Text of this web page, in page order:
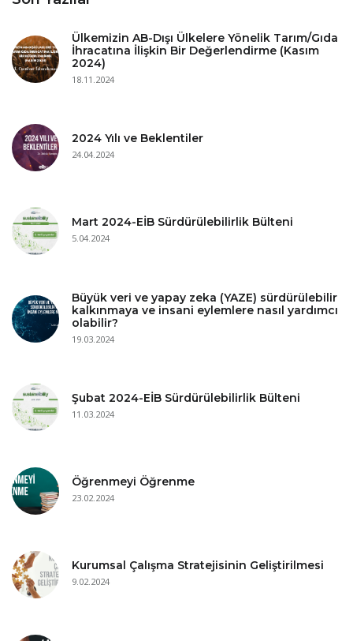
Ülkemizin AB-Dışı Ülkelere Yönelik Tarım/Gıda
İhracatına İlişkin Bir Değerlendirme (Kasım
2024)
18.11.2024
2024 Yılı ve Beklentiler
24.04.2024
Mart 2024-EİB Sürdürülebilirlik Bülteni
5.04.2024
Büyük veri ve yapay zeka (YAZE) sürdürülebilir
kalkınmaya ve insani eylemlere nasıl yardımcı
olabilir?
19.03.2024
Şubat 2024-EİB Sürdürülebilirlik Bülteni
11.03.2024
Öğrenmeyi Öğrenme
23.02.2024
Kurumsal Çalışma Stratejisinin Geliştirilmesi
9.02.2024